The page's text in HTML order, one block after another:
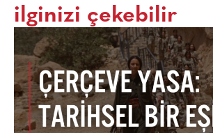
ilginizi çekebilir